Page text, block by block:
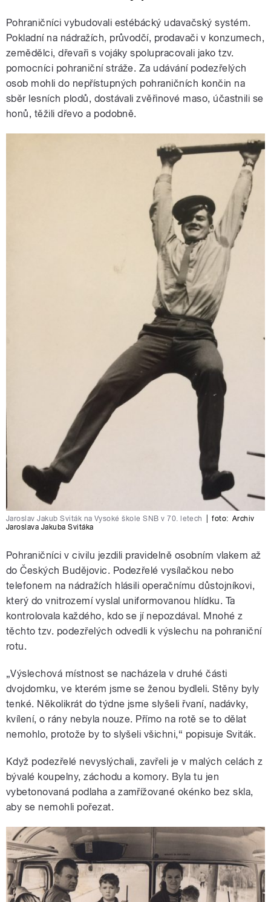
Pohraničníci vybudovali estébácký udavačský systém.
Pokladní na nádražích, průvodčí, prodavači v konzumech,
zemědělci, dřevaři s vojáky spolupracovali jako tzv.
pomocníci pohraniční stráže. Za udávání podezřelých
osob mohli do nepřístupných pohraničních končin na
sběr lesních plodů, dostávali zvěřinové maso, účastnili se
honů, těžili dřevo a podobně.
Jaroslav Jakub Sviták na Vysoké škole SNB v 70. letech foto: Archiv
Jaroslava Jakuba Svitáka
Pohraničníci v civilu jezdili pravidelně osobním vlakem až
do Českých Budějovic. Podezřelé vysílačkou nebo
telefonem na nádražích hlásili operačnímu důstojníkovi,
který do vnitrozemí vyslal uniformovanou hlídku. Ta
kontrolovala každého, kdo se jí nepozdával. Mnohé z
těchto tzv. podezřelých odvedli k výslechu na pohraniční
rotu.
„Výslechová místnost se nacházela v druhé části
dvojdomku, ve kterém jsme se ženou bydleli. Stěny byly
tenké. Několikrát do týdne jsme slyšeli řvaní, nadávky,
kvílení, o rány nebyla nouze. Přímo na rotě se to dělat
nemohlo, protože by to slyšeli všichni,“ popisuje Sviták.
Když podezřelé nevyslýchali, zavřeli je v malých celách z
bývalé koupelny, záchodu a komory. Byla tu jen
vybetonovaná podlaha a zamřížované okénko bez skla,
aby se nemohli pořezat.